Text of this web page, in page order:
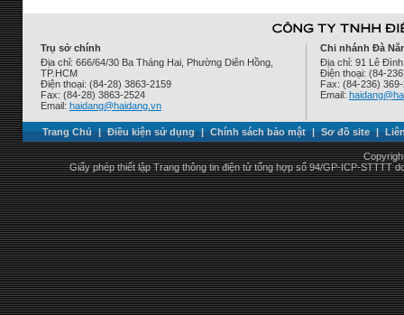
Trụ sở chính
Địa chỉ: 666/64/30 Ba Tháng Hai, Phường Diên Hồng,
TP.HCM
Điện thoại: (84-28) 3863-2159
Fax: (84-28) 3863-2524
Email: haidang@haidang.vn
Chi nhánh Đà
Địa chỉ: 91 Lê
Điện thoại: (84-
Fax: (84-236)
Email:
Trang Chủ | Điều kiện sử dụng | Chính sách bảo mật | Sơ đồ site |
Giấy phép thiết lập Trang thông tin điện tử tổng hợp số 94/GP-ICP-STTTT